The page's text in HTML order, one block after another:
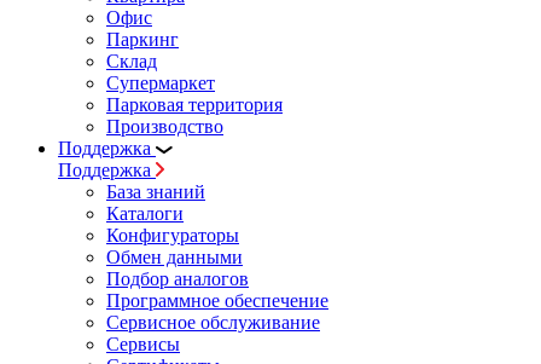
Офис
Паркинг
Склад
Супермаркет
Парковая территория
Производство
Поддержка
Поддержка
База знаний
Каталоги
Конфигураторы
Обмен данными
Подбор аналогов
Программное обеспечение
Сервисное обслуживание
Сервисы